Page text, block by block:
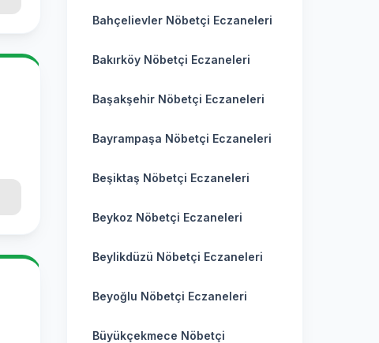
Bahçelievler Nöbetçi Eczaneleri
Bakırköy Nöbetçi Eczaneleri
Başakşehir Nöbetçi Eczaneleri
Bayrampaşa Nöbetçi Eczaneleri
Beşiktaş Nöbetçi Eczaneleri
Beykoz Nöbetçi Eczaneleri
Beylikdüzü Nöbetçi Eczaneleri
Beyoğlu Nöbetçi Eczaneleri
Büyükçekmece Nöbetçi